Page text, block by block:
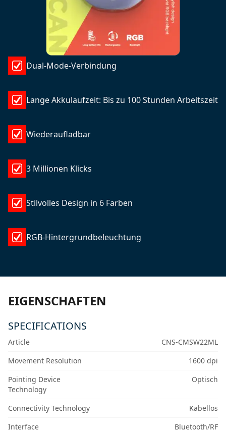
Dual-Mode-Verbindung
Lange Akkulaufzeit: Bis zu 100 Stunden Arbeitszeit
Wiederaufladbar
3 Millionen Klicks
Stilvolles Design in 6 Farben
RGB-Hintergrundbeleuchtung
EIGENSCHAFTEN
SPECIFICATIONS
Article
CNS-CMSW22ML
Movement Resolution
1600 dpi
Pointing Device
Technology
Optisch
Connectivity Technology
Kabellos
Interface
Bluetooth/RF